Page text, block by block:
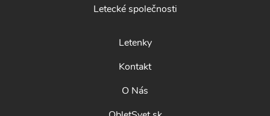
Letecké společnosti
Letenky
Kontakt
O Nás